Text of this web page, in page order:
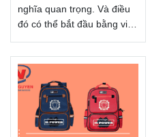
nghĩa quan trọng. Và điều
đó có thể bắt đầu bằng việc
trường. Đừng bỏ qua tầm
quan trọng của một chiếc
balo sinh viên. Balo giúp
bạn mang theo những vật
dụng thiết yếu hàng ngày,
cung cấp chỗ lưu trữ cần